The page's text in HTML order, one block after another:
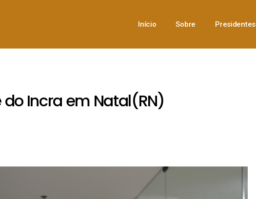
Início Sobre Presidentes
Incra em Natal(RN)